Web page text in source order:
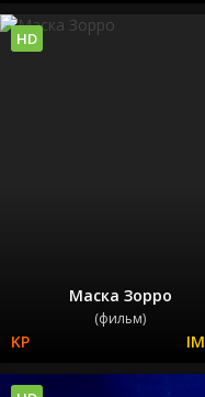
Маска Зорро
(фильм)
HD